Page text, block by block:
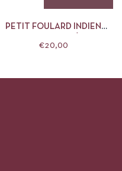
PETIT FOULARD INDIEN
€20,00